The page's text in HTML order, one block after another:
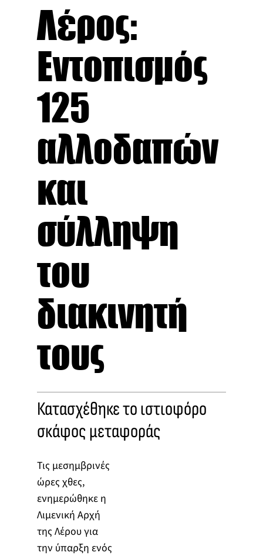
Λέρος:
Εντοπισμός
125
αλλοδαπών
και
σύλληψη
του
διακινητή
τους
Κατασχέθηκε το ιστιοφόρο
σκάφος μεταφοράς
Τις μεσημβρινές
ώρες χθες,
ενημερώθηκε η
Λιμενική Αρχή
της Λέρου για
την ύπαρξη ενός